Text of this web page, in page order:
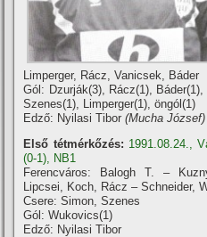
Limperger, Rácz, Vanicsek, Báder
Gól: Dzurják(3), Rácz(1),
Szenes(1), Limperger(1), öngól(1)
Edző: Nyilasi Tibor(Mucha József)
Első tétmérkőzés: 1991.08.24.,
(0-1), NB1
Ferencváros: Balogh T. –
Lipcsei, Koch, Rácz – Schneider,
Csere: Simon, Szenes
Gól: Wukovics(1)
Edző: Nyilasi Tibor